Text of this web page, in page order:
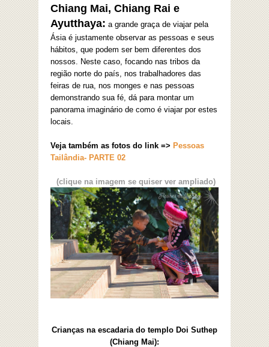
Chiang Mai, Chiang Rai e
Ayutthaya: a grande graça de viajar pela
Ásia é justamente observar as pessoas e seus
hábitos, que podem ser bem diferentes dos
nossos. Neste caso, focando nas tribos da
região norte do país, nos trabalhadores das
feiras de rua, nos monges e nas pessoas
demonstrando sua fé, dá para montar um
panorama imaginário de como é viajar por estes
locais.
Veja também as fotos do link => Pessoas
Tailândia- PARTE 02
(clique na imagem se quiser ver ampliado)
Crianças na escadaria do templo Doi Suthep
(Chiang Mai):